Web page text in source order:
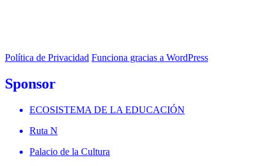
Política de Privacidad Funciona gracias a WordPress
Sponsor
ECOSISTEMA DE LA EDUCACIÓN
Ruta N
Palacio de la Cultura